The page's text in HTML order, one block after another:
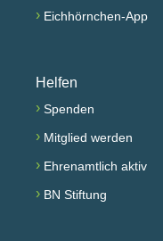
› Eichhörnchen-App
Helfen
› Spenden
› Mitglied werden
› Ehrenamtlich aktiv
› BN Stiftung